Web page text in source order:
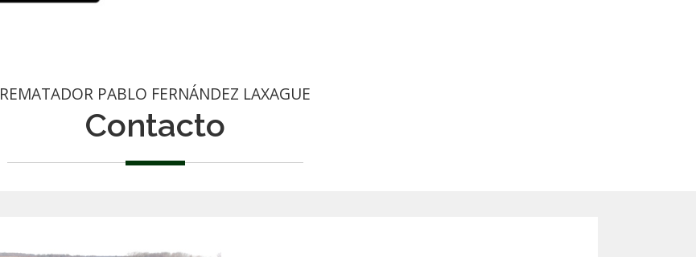
REMATADOR PABLO FERNÁNDEZ LAXAGUE
Contacto